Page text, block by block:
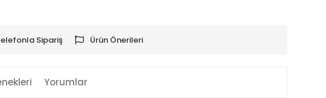
Sipariş Ürün Önerileri
Yorumlar